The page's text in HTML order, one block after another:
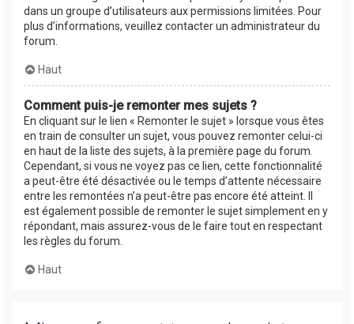
dans un groupe d’utilisateurs aux permissions limitées. Pour
plus d’informations, veuillez contacter un administrateur du
forum.
Haut
Comment puis-je remonter mes sujets ?
En cliquant sur le lien « Remonter le sujet » lorsque vous êtes
en train de consulter un sujet, vous pouvez remonter celui-ci
en haut de la liste des sujets, à la première page du forum.
Cependant, si vous ne voyez pas ce lien, cette fonctionnalité
a peut-être été désactivée ou le temps d’attente nécessaire
entre les remontées n’a peut-être pas encore été atteint. Il
est également possible de remonter le sujet simplement en y
répondant, mais assurez-vous de le faire tout en respectant
les règles du forum.
Haut